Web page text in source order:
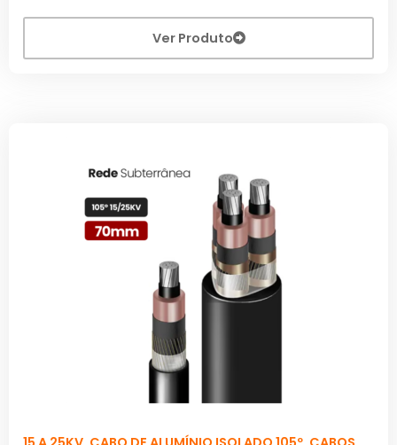
Ver Produto